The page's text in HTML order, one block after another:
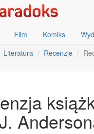
Film Komiks
Literatura Recenzje